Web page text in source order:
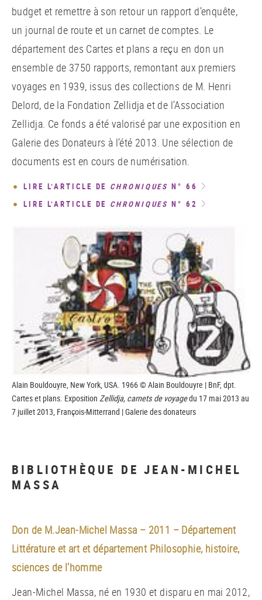
budget et remettre à son retour un rapport d’enquête,
un journal de route et un carnet de comptes. Le
département des Cartes et plans a reçu en don un
ensemble de 3750 rapports, remontant aux premiers
voyages en 1939, issus des collections de M. Henri
Delord, de la Fondation Zellidja et de l’Association
Zellidja. Ce fonds a été valorisé par une exposition en
Galerie des Donateurs à l’été 2013. Une sélection de
documents est en cours de numérisation.
LIRE L’ARTICLE DE CHRONIQUES N° 66
LIRE L’ARTICLE DE CHRONIQUES N° 62
Alain Bouldouyre, New York, USA. 1966 © Alain Bouldouyre | BnF, dpt.
Cartes et plans. Exposition Zellidja, carnets de voyagedu 17 mai 2013 au
7 juillet 2013, François-Mitterrand | Galerie des donateurs
BIBLIOTHÈQUE DE JEAN-MICHEL
MASSA
Don de M.Jean-Michel Massa – 2011 – Département
Littérature et art et département Philosophie, histoire,
sciences de l’homme
Jean-Michel Massa, né en 1930 et disparu en mai 2012,